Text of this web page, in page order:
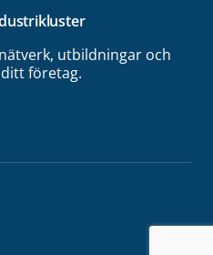
utbildningar och
företag.